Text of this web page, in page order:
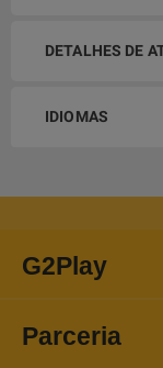
DETALHES DE
IDIOMAS
G2Play
Parceria